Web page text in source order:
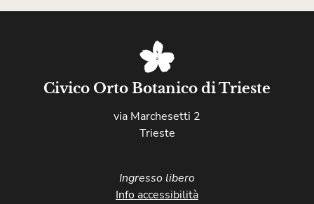
Civico Orto Botanico di Trieste
via Marchesetti 2
Trieste
Ingresso libero
Info accessibilità